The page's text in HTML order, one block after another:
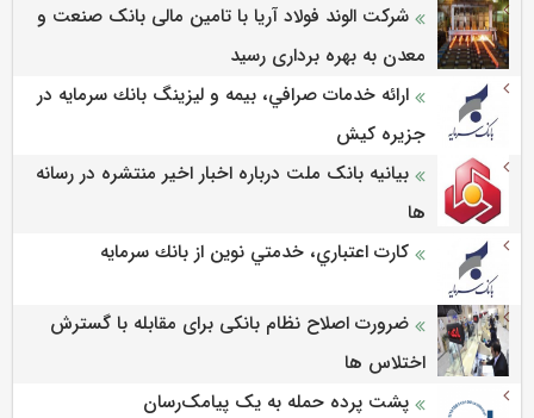
شرکت الوند فولاد آریا با تامین مالی بانک صنعت و
معدن به بهره برداری رسید
ارائه خدمات صرافي، بيمه و ليزينگ بانك سرمايه در
جزيره كيش
بیانیه بانک ملت درباره اخبار اخیر منتشره در رسانه
ها
كارت اعتباري، خدمتي نوين از بانك سرمايه
ضرورت اصلاح نظام بانکی برای مقابله با گسترش
اختلاس ها
پشت پرده حمله به یک پیامک‌رسان